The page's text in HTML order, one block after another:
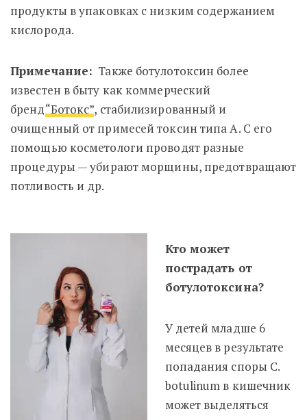
продукты в упаковках с низким содержанием
кислорода.
Примечание: Также ботулотоксин более
известен в быту как коммерческий
бренд“Ботокс”, стабилизированный и
очищенный от примесей токсин типа А. С его
помощью косметологи проводят разные
процедуры — убирают морщины, предотвращают
потливость и др.
Кто может
пострадать от
ботулотоксина?
У детей младше 6
месяцев в результате
попадания споры C.
botulinum в кишечник
может выделяться